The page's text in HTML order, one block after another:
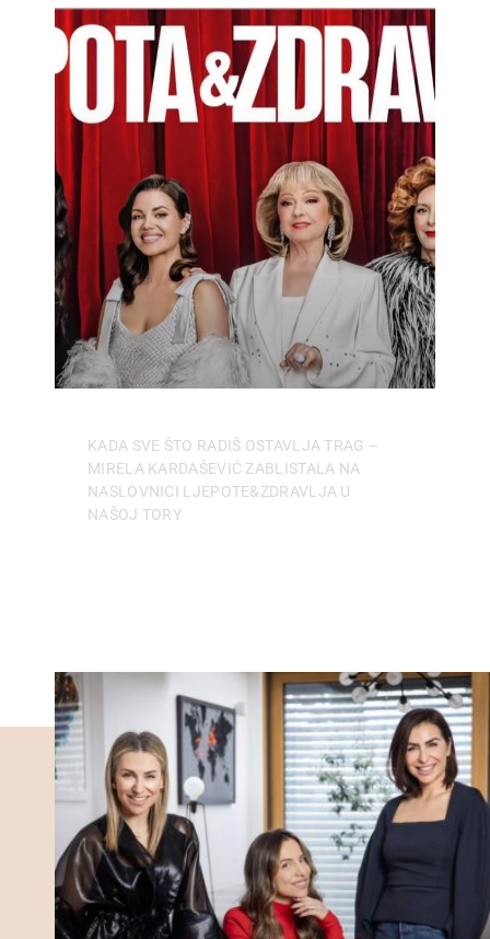
KADA SVE ŠTO RADIŠ OSTAVLJA TRAG –
MIRELA KARDAŠEVIĆ ZABLISTALA NA
NASLOVNICI LJEPOTE&ZDRAVLJA U
NAŠOJ TORY